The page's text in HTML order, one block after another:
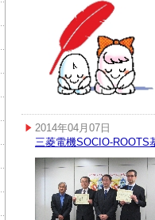
2014年04月07日
三菱電機SOCIO-ROOTS